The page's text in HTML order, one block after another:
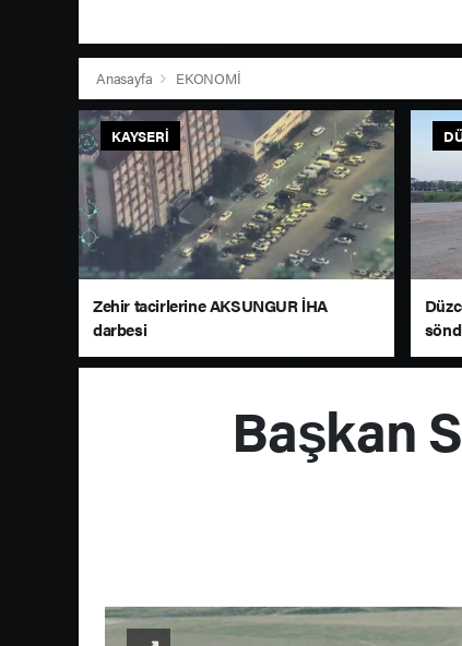
Anasayfa EKONOMİ
KAYSERI
Zehir tacirlerine AKSUNGUR İHA
darbesi
Başkan